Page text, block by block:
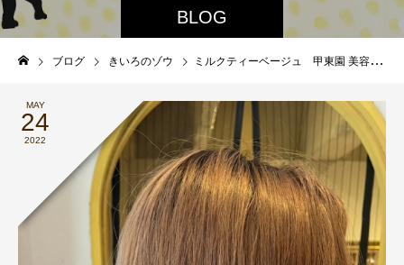
BLOG
ブログ きいろのゾウ ミルクティーベージュ 甲東園 美容室 カラー人気
MAY
24
2022